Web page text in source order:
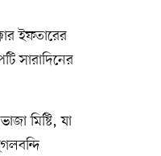
ইফতারের
সারাদিনের
মিষ্টি, যা